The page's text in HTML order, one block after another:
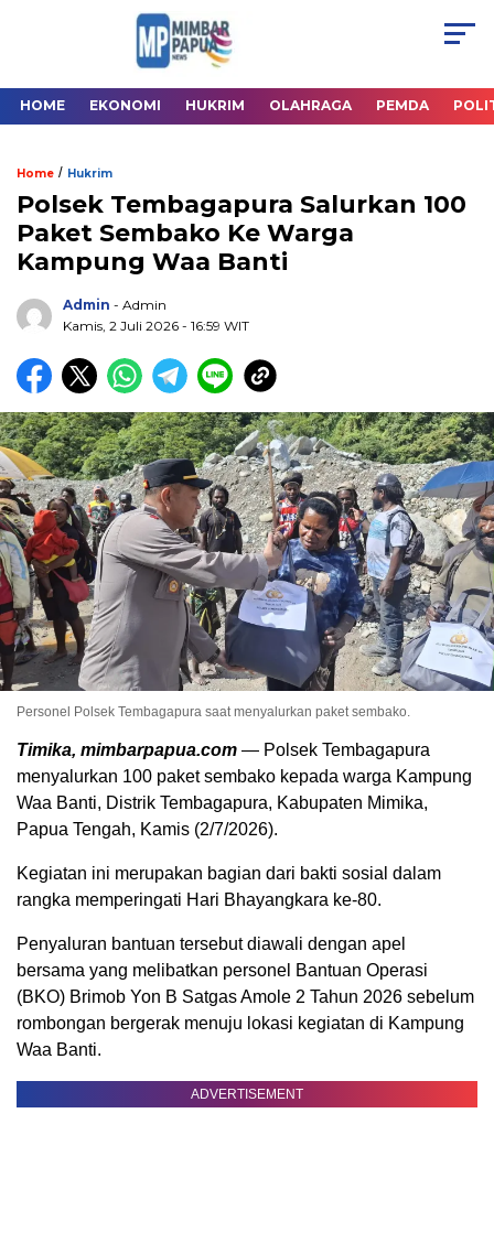
HOME EKONOMI HUKRIM OLAHRAGA PEMDA
Home / Hukrim
Polsek Tembagapura Salurkan 100
Paket Sembako Ke Warga
Kampung Waa Banti
Admin - Admin
Kamis, 2 Juli 2026 - 16:59 WIT
Personel Polsek Tembagapura saat menyalurkan paket sembako.
Timika, mimbarpapua.com — Polsek Tembagapura
menyalurkan 100 paket sembako kepada warga Kampung
Waa Banti, Distrik Tembagapura, Kabupaten Mimika,
Papua Tengah, Kamis (2/7/2026).
Kegiatan ini merupakan bagian dari bakti sosial dalam
rangka memperingati Hari Bhayangkara ke-80.
Penyaluran bantuan tersebut diawali dengan apel
bersama yang melibatkan personel Bantuan Operasi
(BKO) Brimob Yon B Satgas Amole 2 Tahun 2026 sebelum
rombongan bergerak menuju lokasi kegiatan di Kampung
Waa Banti.
ADVERTISEMENT